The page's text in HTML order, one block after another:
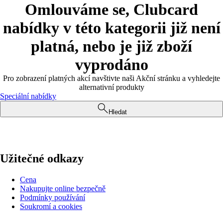
Omlouváme se, Clubcard
nabídky v této kategorii již není
platná, nebo je již zboží
vyprodáno
Pro zobrazení platných akcí navštivte naši Akční stránku a vyhledejte
alternativní produkty
Speciální nabídky
Hledat
Užitečné odkazy
Cena
Nakupujte online bezpečně
Podmínky používání
Soukromí a cookies